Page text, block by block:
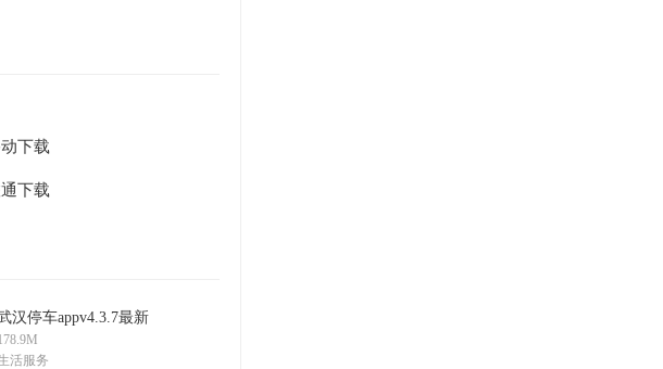
下载
下载
汉停车appv4.3.7最新
活服务